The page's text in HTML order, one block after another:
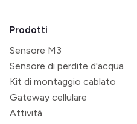
Prodotti
Sensore M3
Sensore di perdite d'acqua
Kit di montaggio cablato
Gateway cellulare
Attività